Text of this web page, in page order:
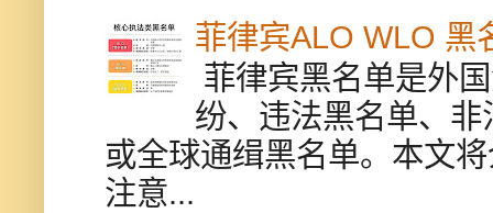
菲律宾ALO WLO 黑
菲律宾黑名单是外
纷、违法黑名单、
或全球通缉黑名单。本文
注意...